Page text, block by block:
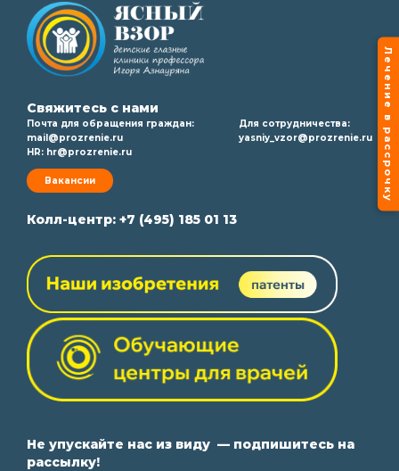
Свяжитесь с нами
Почта для обращения граждан:
mail@prozrenie.ru
HR: hr@prozrenie.ru
Вакансии
Для сотрудничества:
yasniy_vzor@prozrenie.ru
Колл-центр: +7 (495) 185 01 13
Не упускайте нас из виду — подпишитесь на
рассылку!
Лечение в рассрочку